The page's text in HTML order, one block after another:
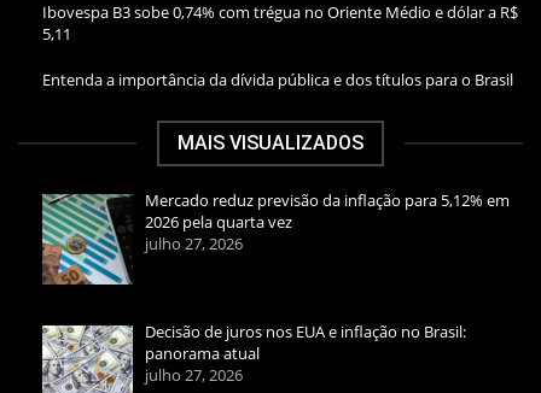
Ibovespa B3 sobe 0,74% com trégua no Oriente Médio e dólar a R$
5,11
Entenda a importância da dívida pública e dos títulos para o Brasil
MAIS VISUALIZADOS
Mercado reduz previsão da inflação para 5,12% em
2026 pela quarta vez
julho 27, 2026
Decisão de juros nos EUA e inflação no Brasil:
panorama atual
julho 27, 2026